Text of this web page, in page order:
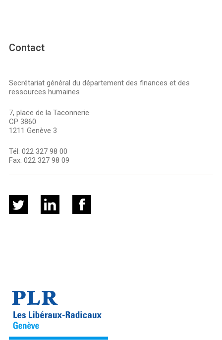
Contact
Secrétariat général du département des finances et des
ressources humaines
7, place de la Taconnerie
CP 3860
1211 Genève 3
Tél: 022 327 98 00
Fax: 022 327 98 09